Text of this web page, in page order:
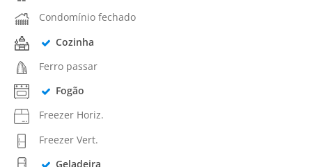
Condomínio fechado
Cozinha
Ferro passar
Fogão
Freezer Horiz.
Freezer Vert.
Geladeira